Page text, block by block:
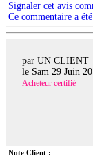
Signaler cet avis
Ce commentaire a
par UN CLIENT
le Sam 29 Juin
Acheteur certifié
Note Client :